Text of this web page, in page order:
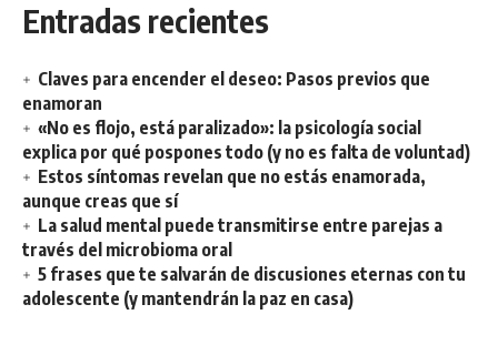
Entradas recientes
Claves para encender el deseo: Pasos previos que
enamoran
«No es flojo, está paralizado»: la psicología social
explica por qué pospones todo (y no es falta de voluntad)
Estos síntomas revelan que no estás enamorada,
aunque creas que sí
La salud mental puede transmitirse entre parejas a
través del microbioma oral
5 frases que te salvarán de discusiones eternas con tu
adolescente (y mantendrán la paz en casa)